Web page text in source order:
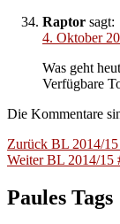
Raptor sagt:
4. Oktober
Was geht
Verfügbare
Die Kommentare
Zurück Vorheriger
Beitrag:
BL 2014/15
Weiter Nächster
BL 2014/15
Paules Tags